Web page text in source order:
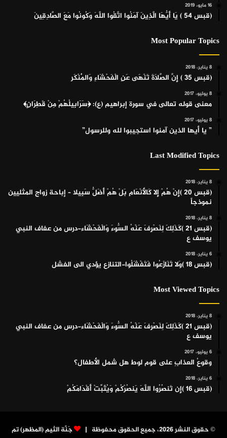
16 مايو، 2019
(قبس 54 ) يَا أَيُّهَا الَّذِينَ آمَنُوا اتَّقُوا اللَّهَ وَكُونُوا مَعَ الصَّادِقِينَ
Most Popular Topics
8 يناير، 2018
(قبس 35 ) إِنَّ الصَّلَاةَ تَنْهَى عَنِ الْفَحْشَاءِ وَالْمُنْكَر
8 يوليو، 2017
معنى قوله تعالى في سورة إبراهيم (ع): ﴿سَرَابِيلُهُمْ مِنْ قَطِرَانٍ﴾
8 يوليو، 2017
” يا أيها الذين آمنوا استجيبوا لله وللرسول”
Last Modified Topics
8 يناير، 2018
(قبس 20 )إِنْ هُمْ إِلا كَالأَنْعَامِ بَلْ هُمْ أَضَلُّ سَبِيلا – إباحة زواج المثليين
نموذجاً
8 يناير، 2018
(قبس 21 )كَذَلِكَ لِنَصْرِفَ عَنْهُ السُّوءَ وَالْفَحْشَاء-درس من عفاف النبي
يوسف ع
6 يناير، 2018
(قبس 18 )وَلا تَنَازَعُوا فَتَفْشَلُوا-التنازع يؤدي الى الفشل
Most Viewed Topics
8 يناير، 2018
(قبس 21 )كَذَلِكَ لِنَصْرِفَ عَنْهُ السُّوءَ وَالْفَحْشَاء-درس من عفاف النبي
يوسف ع
6 يوليو، 2017
وقوعُ العذابِ على قوم لوط هل شمل الأطفال؟
6 يناير، 2018
(قبس 16 )إِن تَنصُرُوا اللَّهَ يَنصُرْكُمْ وَيُثَبِّتْ أَقْدَامَكُمْ
© حقوق النشر 2026، جميع الحقوق محفوظة | جَنَّة الثيم (المظهر) تم